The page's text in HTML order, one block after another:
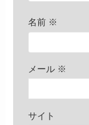
名前 ※
メール ※
サイト